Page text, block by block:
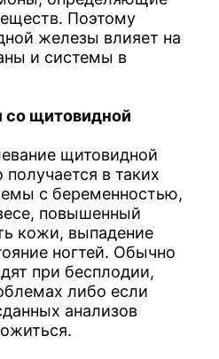
Поэтому
железы влияет на
и системы в
со щитовидной
щитовидной
в таких
с беременностью,
повышенный
кожи, выпадение
ногтей. Обычно
при бесплодии,
либо если
анализов